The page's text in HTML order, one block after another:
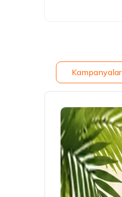
Kampanyalar